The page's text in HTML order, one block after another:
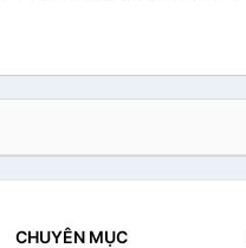
CHUYÊN MỤC